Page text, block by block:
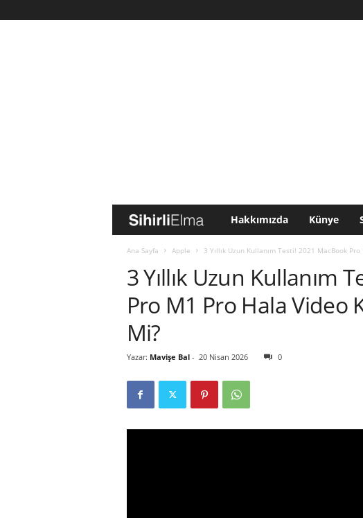
i
h
E
Hakkımızda Künye
Ana Sayfa Apple 3 Yıllık Uzun Kullanım Testi! 2021 MacBook
3 Yıllık Uzun Kullanım
Pro M1 Pro Hala Video
Mi?
Yazar: Mavişe Bal- 20 Nisan 2026 0